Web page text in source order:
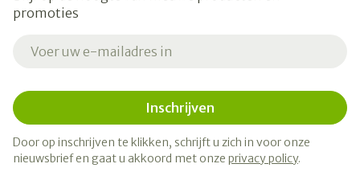
promoties
Inschrijven
Door op inschrijven te klikken, schrijft u zich in voor onze
nieuwsbrief en gaat u akkoord met onze privacy policy.